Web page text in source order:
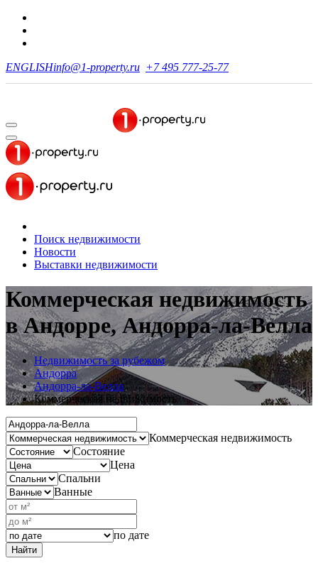
ENGLISHinfo@1-property.ru +7 495 777-25-77
Поиск недвижимости
Новости
Выставки недвижимости
Коммерческая недвижимость
в Андорре, Андорра-ла-Велла
Недвижимость за рубежом
Андорра
Андорра-ла-Велла
Коммерческая недвижимость
Коммерческая недвижимость
Состояние
Цена
Спальни
Ванные
по дате
Найти